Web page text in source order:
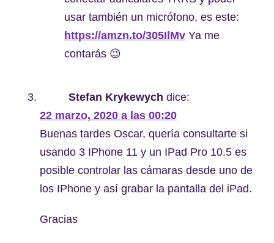
usar también un micrófono, es este:
https://amzn.to/305IlMv Ya me
contarás 😉
Stefan Krykewych dice:
22 marzo, 2020 a las 00:20
Buenas tardes Oscar, quería consultarte si
usando 3 IPhone 11 y un IPad Pro 10.5 es
posible controlar las cámaras desde uno de
los IPhone y así grabar la pantalla del iPad.
Gracias